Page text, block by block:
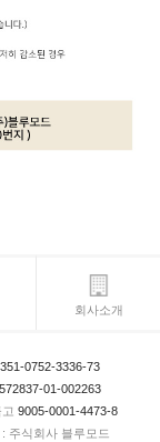
회사소개
351-0752-3336-73
572837-01-002263
9005-0001-4473-8
주식회사 블루모드